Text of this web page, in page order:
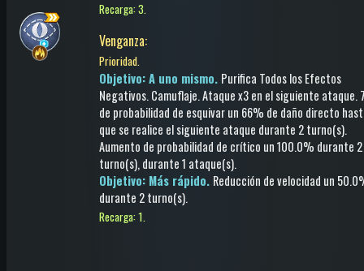
Recarga: 3.
Venganza:
Prioridad.
Objetivo: A uno mismo. Purifica Todos los Efectos
Negativos.Camuflaje. Ataque x3 en el siguiente ataque.
de probabilidad de esquivar un 66% de daño directo
que se realice el siguiente ataque durante 2 turno(s).
Aumento de probabilidad de crítico un 100.0% durante 2
turno(s), durante 1 ataque(s).
Objetivo: Más rápido. Reducción de velocidad un
durante 2 turno(s).
Recarga: 1.